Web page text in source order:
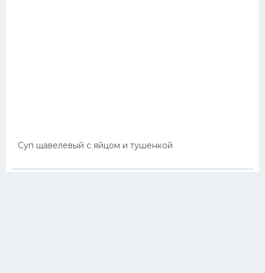
Суп щавелевый с яйцом и тушенкой